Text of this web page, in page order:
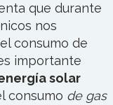
que durante
nos
consumo de
importante
solar
consumo de gas